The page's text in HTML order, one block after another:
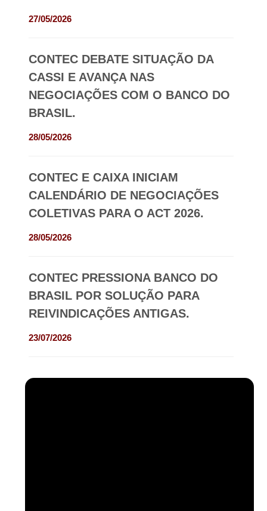
27/05/2026
CONTEC DEBATE SITUAÇÃO DA
CASSI E AVANÇA NAS
NEGOCIAÇÕES COM O BANCO DO
BRASIL.
28/05/2026
CONTEC E CAIXA INICIAM
CALENDÁRIO DE NEGOCIAÇÕES
COLETIVAS PARA O ACT 2026.
28/05/2026
CONTEC PRESSIONA BANCO DO
BRASIL POR SOLUÇÃO PARA
REIVINDICAÇÕES ANTIGAS.
23/07/2026